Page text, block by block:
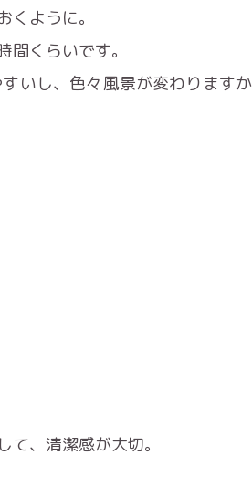
くように。
くらいです。
いし、色々風景が変わりますか
、清潔感が大切。